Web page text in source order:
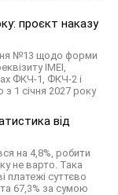
проєкт наказу
№13 щодо форми
IMEI,
ФКЧ-1, ФКЧ-2 і
1 січня 2027 року
від
на 4,8%, робити
не варто. Така
платежі суттєво
67,3% за сумою